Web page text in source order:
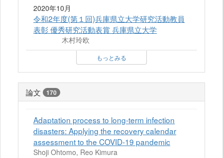
2020年10月
令和2年度(第１回)兵庫県立大学研究活動教員
表彰 優秀研究活動表賞 兵庫県立大学
木村玲欧
もっとみる
論文 170
Adaptation process to long-term infection
disasters: Applying the recovery calendar
assessment to the COVID-19 pandemic
Shoji Ohtomo, Reo Kimura